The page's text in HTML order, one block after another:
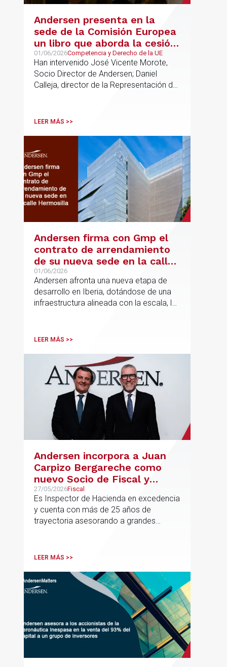
Andersen presenta en la
sede de la Comisión Europea
un libro que aborda la cesión
de soberanía y la primacía
del Derecho de la UE en las
constituciones europeas
01/06/2026Competencia y Derecho de la UE
Han intervenido José Vicente Morote,
Socio Director de Andersen; Daniel
Calleja, director de la Representación de
jurídico y académico
LEER MÁS >>
Andersen firma con Gmp el
contrato de arrendamiento
de su nueva sede en la calle
Hermosilla
01/06/2026
Andersen afronta una nueva etapa de
desarrollo en Iberia, dotándose de una
infraestructura alineada con la escala, la
LEER MÁS >>
Andersen incorpora a Juan
Carpizo Bergareche como
nuevo Socio de Fiscal y
responsable de la práctica
ibérica de Fiscalidad Local
27/05/2026Fiscal
Es Inspector de Hacienda en excedencia
y cuenta con más de 25 años de
trayectoria asesorando a grandes
principalmente en los sectores
medioambiental
LEER MÁS >>